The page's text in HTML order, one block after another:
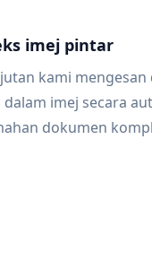
imej pintar
kami mengesan
imej secara
dokumen